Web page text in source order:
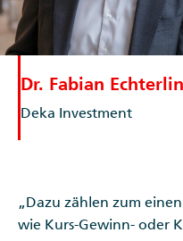
Dr. Fabian
Deka Investment
„Dazu zählen zum
wie Kurs-Gewinn- oder